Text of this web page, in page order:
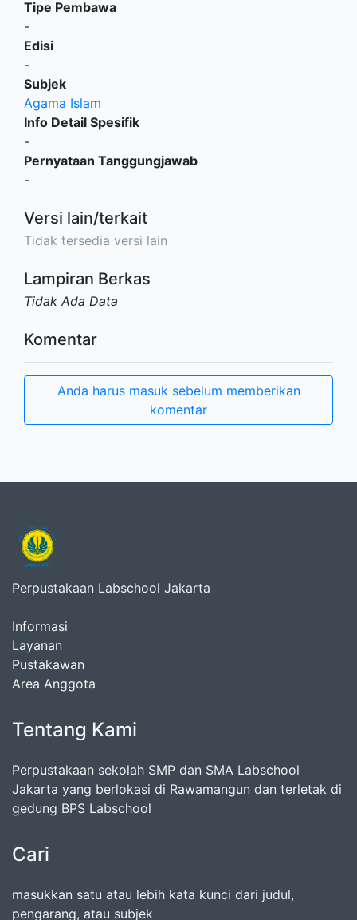
Tipe Pembawa
-
Edisi
-
Subjek
Agama Islam
Info Detail Spesifik
-
Pernyataan Tanggungjawab
-
Versi lain/terkait
Tidak tersedia versi lain
Lampiran Berkas
Tidak Ada Data
Komentar
Anda harus masuk sebelum memberikan
komentar
Perpustakaan Labschool Jakarta
Informasi
Layanan
Pustakawan
Area Anggota
Tentang Kami
Perpustakaan sekolah SMP dan SMA Labschool
Jakarta yang berlokasi di Rawamangun dan terletak di
gedung BPS Labschool
Cari
masukkan satu atau lebih kata kunci dari judul,
pengarang, atau subjek